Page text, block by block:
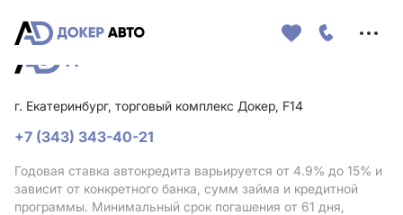
г. Екатеринбург, торговый комплекс Докер, F14
+7 (343) 343-40-21
Годовая ставка автокредита варьируется от 4.9% до 15% и
зависит от конкретного банка, сумм займа и кредитной
программы. Минимальный срок погашения от 61 дня,